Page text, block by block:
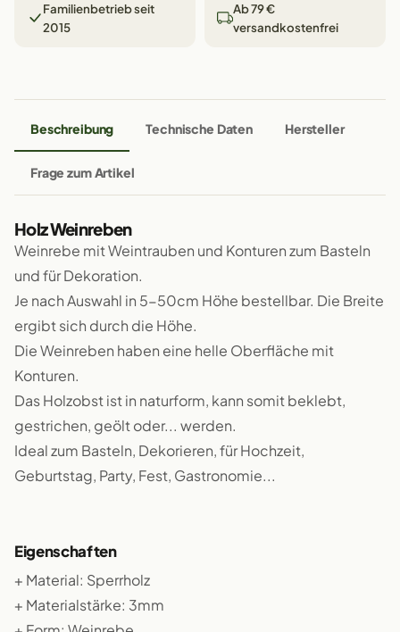
Familienbetrieb seit
2015
Ab 79 €
versandkostenfrei
Beschreibung Technische Daten Hersteller
Frage zum Artikel
Holz Weinreben
Weinrebe mit Weintrauben und Konturen zum Basteln
und für Dekoration.
Je nach Auswahl in 5-50cm Höhe bestellbar. Die Breite
ergibt sich durch die Höhe.
Die Weinreben haben eine helle Oberfläche mit
Konturen.
Das Holzobst ist in naturform, kann somit beklebt,
gestrichen, geölt oder... werden.
Ideal zum Basteln, Dekorieren, für Hochzeit,
Geburtstag, Party, Fest, Gastronomie...
Eigenschaften
+ Material: Sperrholz
+ Materialstärke: 3mm